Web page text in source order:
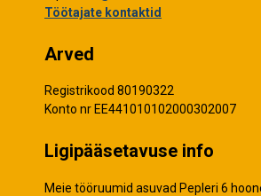
Töötajate kontaktid
Arved
Registrikood 80190322
Konto nr EE441010102000302007
Ligipääsetavuse info
Meie tööruumid asuvad Pepleri 6